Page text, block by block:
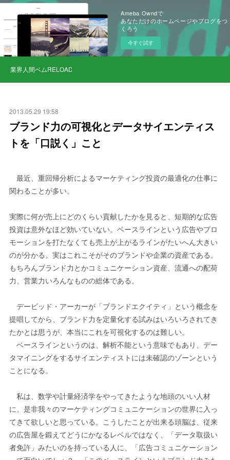
Ameba Owndで
あなただけのホームページやブログをつ
くろう
今すぐ試す
業界人間ベムRELOAD
2013.05.29 19:58
ブランド力の可視化とデータサイエンティス
トを「口説く」こと
最近、重回帰分析によるマーケティング投資の最適化の仕事に
関わることが多い。
実際に何が売上にどのくらい貢献したかを見ると、短期的な広告
投資は意外なほど効いていない。ベースラインという広告やプロ
モーションを打たなくても売上が上がるラインがたいへん大きい
のが分かる。実はこれこそがそのブランドや企業の資産である。
もちろんブランド力とかコミュニケーション資産、流通への配荷
力、営業力いろんなものの総体である。
デービッド・アーカーが「ブランドエクイティ」という概念を
提唱してから、ブランド力を定量化する試みはいろいろされてき
たかとは思うが、本当にこれを可視化するのは難しい。
ベースラインというのは、解析不能という意味でもあり、デー
タマイニングをするサイエンティストには未確認のゾーンという
ことになる。
私は、数学や計量経済学をやってきたような地頭のいい人材
に、是非我々のマーケティングコミュニケーションの世界に入っ
てきて欲しいと思っている。こうしたことが出来る頭脳は、従来
の広告屋を鍛えてどうにかなるレベルではなく、「データ取扱い
者免許」みたいのを持っている人に、「広告コミュニケーション